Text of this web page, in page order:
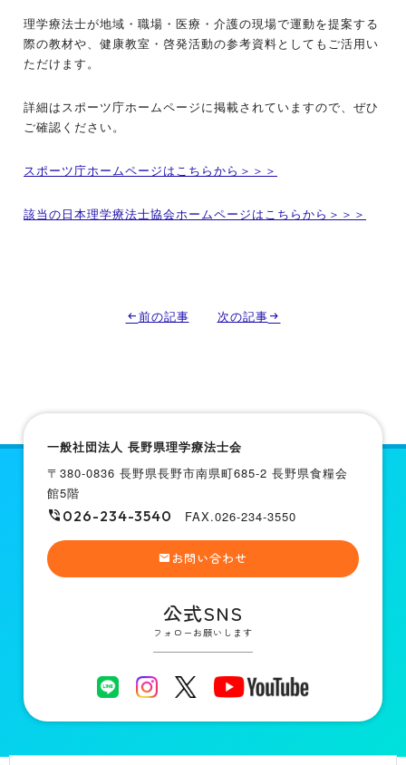
理学療法士が地域・職場・医療・介護の現場で運動を提案する
際の教材や、健康教室・啓発活動の参考資料としてもご活用い
ただけます。
詳細はスポーツ庁ホームページに掲載されていますので、ぜひ
ご確認ください。
スポーツ庁ホームページはこちらから＞＞＞
該当の日本理学療法士協会ホームページはこちらから＞＞＞
前の記事 次の記事
一般社団法人 長野県理学療法士会
〒380-0836 長野県長野市南県町685-2 長野県食糧会
館5階
026-234-3540 FAX.026-234-3550
お問い合わせ
公式SNS
フォローお願いします